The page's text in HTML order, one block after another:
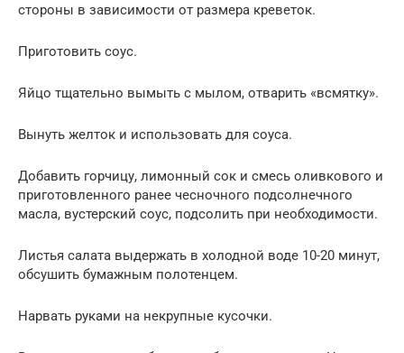
стороны в зависимости от размера креветок.
Приготовить соус.
Яйцо тщательно вымыть с мылом, отварить «всмятку».
Вынуть желток и использовать для соуса.
Добавить горчицу, лимонный сок и смесь оливкового и
приготовленного ранее чесночного подсолнечного
масла, вустерский соус, подсолить при необходимости.
Листья салата выдержать в холодной воде 10-20 минут,
обсушить бумажным полотенцем.
Нарвать руками на некрупные кусочки.